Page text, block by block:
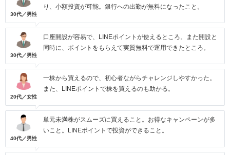
30代／男性
り、小額投資が可能。銀行への出勤が無料になったこと。
30代／男性
口座開設が容易で、LINEポイントが使えるところ。また開設と
同時に、ポイントをもらえて実質無料で運用できたところ。
20代／女性
一株から買えるので、初心者ながらチャレンジしやすかった。
また、LINEポイントで株を買えるのも助かる。
40代／男性
単元未満株がスムーズに買えること。お得なキャンペーンが多
いこと。LINEポイントで投資ができること。